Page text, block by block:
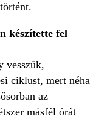
készítette fel
vesszük,
ciklust, mert néha
az
másfél órát